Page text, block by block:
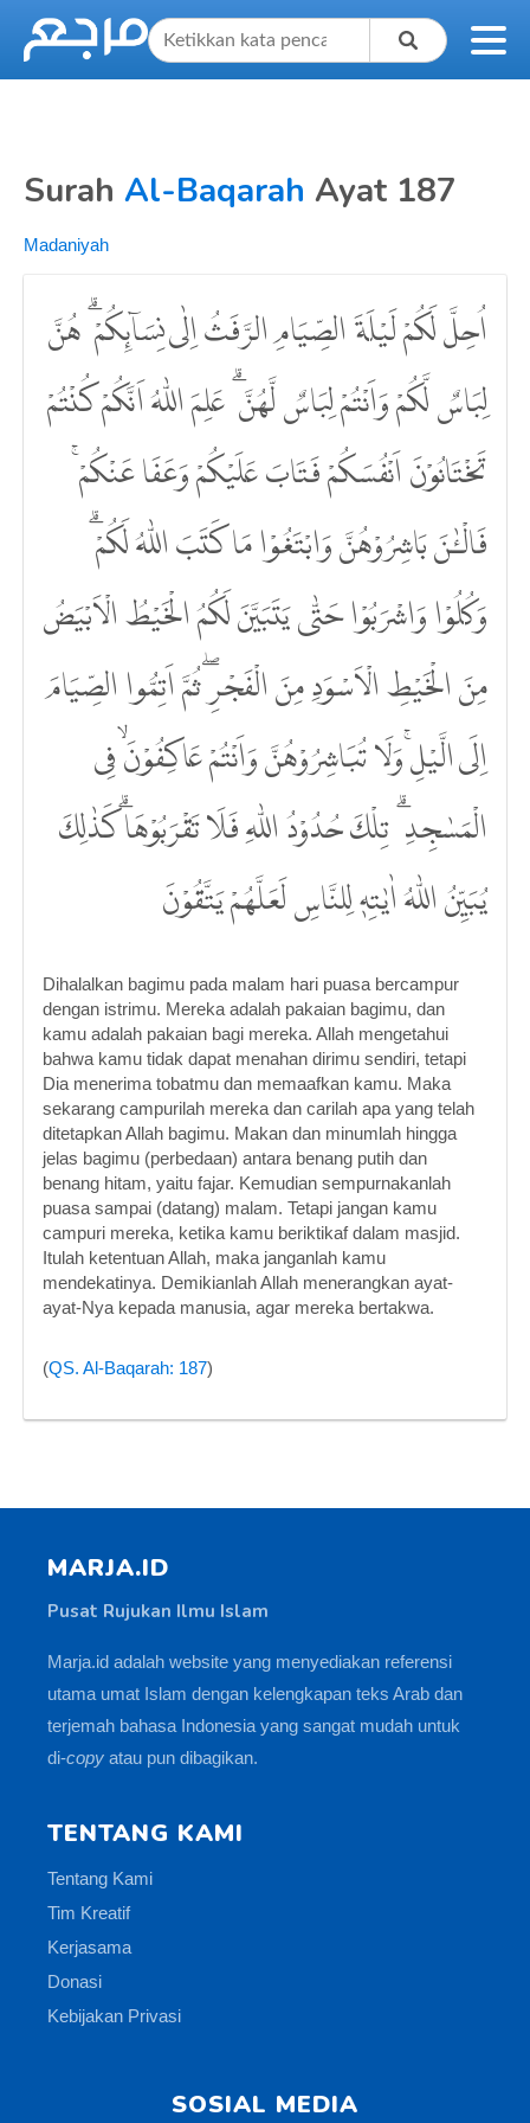
Surah Al-Baqarah Ayat 187
Madaniyah
اُحِلَّ لَكُمْ لَيْلَةَ الصِّيَامِ الرَّفَثُ اِلٰى نِسَاۤىِٕكُمْ ۗ هُنَّ
لِبَاسٌ لَّكُمْ وَاَنْتُمْ لِبَاسٌ لَّهُنَّ ۗ عَلِمَ اللّٰهُ اَنَّكُمْ كُنْتُمْ
تَخْتَانُوْنَ اَنْفُسَكُمْ فَتَابَ عَلَيْكُمْ وَعَفَا عَنْكُمْ ۚ
فَالْـٰٔنَ بَاشِرُوْهُنَّ وَابْتَغُوْا مَا كَتَبَ اللّٰهُ لَكُمْ ۗ
وَكُلُوْا وَاشْرَبُوْا حَتّٰى يَتَبَيَّنَ لَكُمُ الْخَيْطُ الْاَبْيَضُ
مِنَ الْخَيْطِ الْاَسْوَدِ مِنَ الْفَجْرِۖ ثُمَّ اَتِمُّوا الصِّيَامَ
اِلَى الَّيْلِۚ وَلَا تُبَاشِرُوْهُنَّ وَاَنْتُمْ عَاكِفُوْنَۙ فِى
الْمَسٰجِدِ ۗ تِلْكَ حُدُوْدُ اللّٰهِ فَلَا تَقْرَبُوْهَاۗ كَذٰلِكَ
يُبَيِّنُ اللّٰهُ اٰيٰتِهٖ لِلنَّاسِ لَعَلَّهُمْ يَتَّقُوْنَ
Dihalalkan bagimu pada malam hari puasa bercampur
dengan istrimu. Mereka adalah pakaian bagimu, dan
kamu adalah pakaian bagi mereka. Allah mengetahui
bahwa kamu tidak dapat menahan dirimu sendiri, tetapi
Dia menerima tobatmu dan memaafkan kamu. Maka
sekarang campurilah mereka dan carilah apa yang telah
ditetapkan Allah bagimu. Makan dan minumlah hingga
jelas bagimu (perbedaan) antara benang putih dan
benang hitam, yaitu fajar. Kemudian sempurnakanlah
puasa sampai (datang) malam. Tetapi jangan kamu
campuri mereka, ketika kamu beriktikaf dalam masjid.
Itulah ketentuan Allah, maka janganlah kamu
mendekatinya. Demikianlah Allah menerangkan ayat-
ayat-Nya kepada manusia, agar mereka bertakwa.
(QS. Al-Baqarah: 187)
MARJA.ID
Pusat Rujukan Ilmu Islam
Marja.id adalah website yang menyediakan referensi
utama umat Islam dengan kelengkapan teks Arab dan
terjemah bahasa Indonesia yang sangat mudah untuk
di-copy atau pun dibagikan.
TENTANG KAMI
Tentang Kami
Tim Kreatif
Kerjasama
Donasi
Kebijakan Privasi
SOSIAL MEDIA